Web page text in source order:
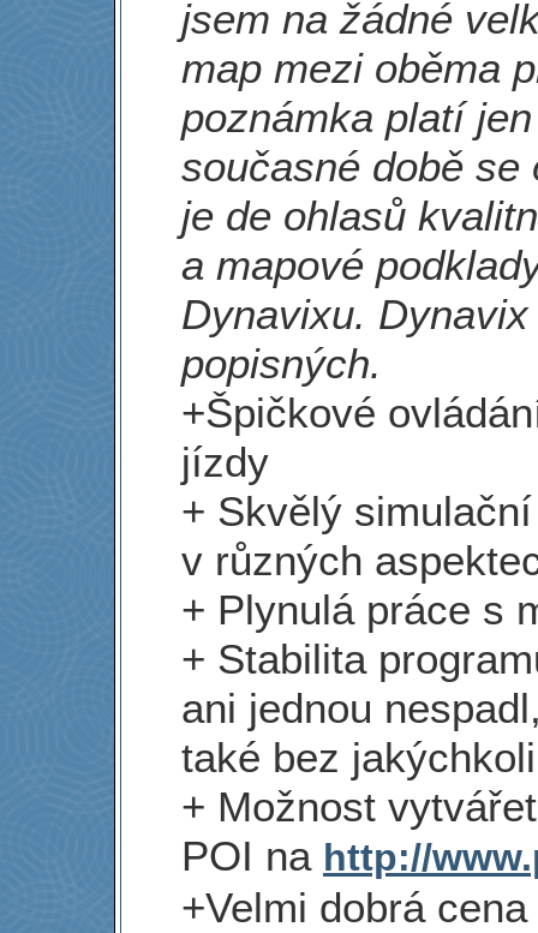
jsem na žádné
map mezi oběma
poznámka platí
současné době se
je de ohlasů
a mapové
Dynavixu.
popisných.
+Špičkové
jízdy
+ Skvělý
v různých
+ Plynulá práce s
+ Stabilita
ani jednou
také bez
+ Možnost
POI na http://
+Velmi dobrá cena